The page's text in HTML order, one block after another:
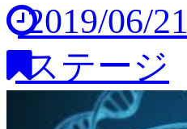
2019/06/21
ステージ